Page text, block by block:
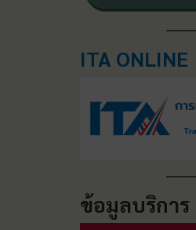
ITA ONLINE
ข้อมูลบริการ